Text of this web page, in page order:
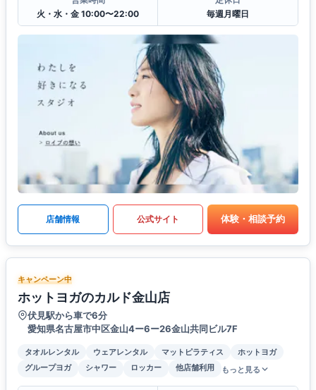
火・水・金 10:00〜22:00
毎週月曜日
店舗情報 公式サイト 体験・相談予約
キャンペーン中
ホットヨガのカルド金山店
伏見駅から車で6分
愛知県名古屋市中区金山4ー6ー26金山共同ビル7F
タオルレンタル ウェアレンタル マットピラティス
ホットヨガ
グループヨガ
シャワー ロッカー 他店舗利用 もっと見る